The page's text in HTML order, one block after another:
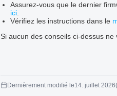
Assurez-vous que le dernier
ici.
Vérifiez les instructions dans le
Si aucun des conseils ci-dessus
Dernièrement modifié le14. juillet 2026